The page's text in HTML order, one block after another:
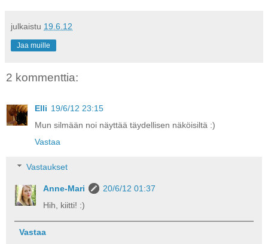
julkaistu 19.6.12
Jaa muille
2 kommenttia:
Elli 19/6/12 23:15
Mun silmään noi näyttää täydellisen näköisiltä :)
Vastaa
Vastaukset
Anne-Mari
20/6/12 01:37
Hih, kiitti! :)
Vastaa